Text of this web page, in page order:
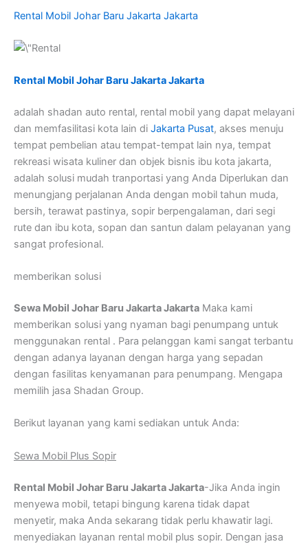
Rental Mobil Johar Baru Jakarta Jakarta
Rental Mobil Johar Baru Jakarta Jakarta
adalah shadan auto rental, rental mobil yang dapat melayani
dan memfasilitasi kota lain di Jakarta Pusat, akses menuju
tempat pembelian atau tempat-tempat lain nya, tempat
rekreasi wisata kuliner dan objek bisnis ibu kota jakarta,
adalah solusi mudah tranportasi yang Anda Diperlukan dan
menungjang perjalanan Anda dengan mobil tahun muda,
bersih, terawat pastinya, sopir berpengalaman, dari segi
rute dan ibu kota, sopan dan santun dalam pelayanan yang
sangat profesional.
memberikan solusi
Sewa Mobil Johar Baru Jakarta Jakarta Maka kami
memberikan solusi yang nyaman bagi penumpang untuk
menggunakan rental . Para pelanggan kami sangat terbantu
dengan adanya layanan dengan harga yang sepadan
dengan fasilitas kenyamanan para penumpang. Mengapa
memilih jasa Shadan Group.
Berikut layanan yang kami sediakan untuk Anda:
Sewa Mobil Plus Sopir
Rental Mobil Johar Baru Jakarta Jakarta-Jika Anda ingin
menyewa mobil, tetapi bingung karena tidak dapat
menyetir, maka Anda sekarang tidak perlu khawatir lagi.
menyediakan layanan rental mobil plus sopir. Dengan jasa